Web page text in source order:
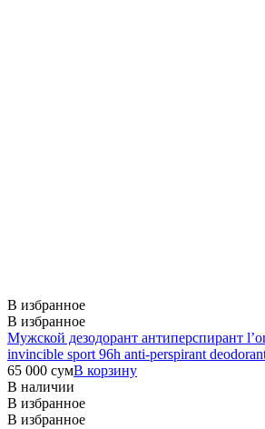
В избранное
В избранное
Мужской дезодорант антиперспирант
invincible sport 96h anti-perspirant
65 000 сумВ корзину
В наличии
В избранное
В избранное